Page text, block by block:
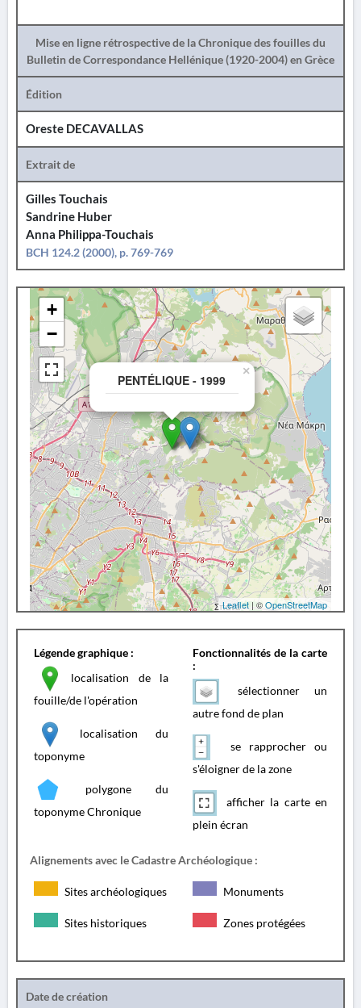
Mise en ligne rétrospective de la Chronique des fouilles du
Bulletin de Correspondance Hellénique (1920-2004) en Grèce
Édition
Oreste DECAVALLAS
Extrait de
Gilles Touchais
Sandrine Huber
Anna Philippa-Touchais
BCH 124.2 (2000), p. 769-769
PENTÉLIQUE - 1999
×
+
−
Leaflet | ©OpenStreetMap
Légende graphique :
localisation de la
fouille/de l'opération
localisation du
toponyme
polygone du
toponyme Chronique
Fonctionnalités de la carte
:
sélectionner un
autre fond de plan
se rapprocher ou
s'éloigner de la zone
afficher la carte en
plein écran
Alignements avec le Cadastre Archéologique :
Sites archéologiques Monuments
Sites historiques Zones protégées
Date de création